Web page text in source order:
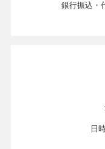
銀行振込・
日